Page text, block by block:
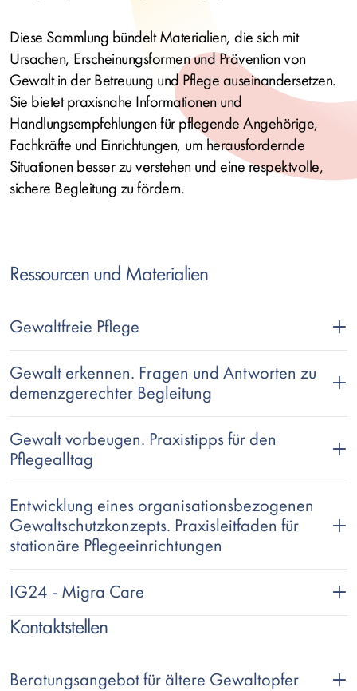
Diese Sammlung bündelt Materialien, die sich mit
Ursachen, Erscheinungsformen und Prävention von
Gewalt in der Betreuung und Pflege auseinandersetzen.
Sie bietet praxisnahe Informationen und
Handlungsempfehlungen für pflegende Angehörige,
Fachkräfte und Einrichtungen, um herausfordernde
Situationen besser zu verstehen und eine respektvolle,
sichere Begleitung zu fördern.
Ressourcen und Materialien
Gewaltfreie Pflege
Gewalt erkennen. Fragen und Antworten zu
demenzgerechter Begleitung
Gewalt vorbeugen. Praxistipps für den
Pflegealltag
Entwicklung eines organisationsbezogenen
Gewaltschutzkonzepts. Praxisleitfaden für
stationäre Pflegeeinrichtungen
IG24 - Migra Care
Kontaktstellen
Beratungsangebot für ältere Gewaltopfer